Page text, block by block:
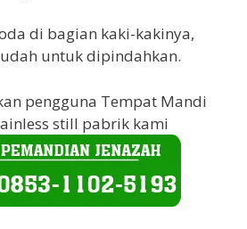
di bagian kaki-kakinya,
untuk dipindahkan.
pengguna Tempat Mandi
still pabrik kami